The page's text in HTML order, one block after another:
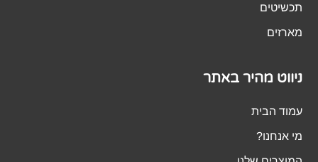
תכשיטים
מארזים
ניווט מהיר באתר
עמוד הבית
מי אנחנו?